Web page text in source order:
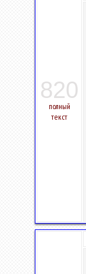
820
полный
текст